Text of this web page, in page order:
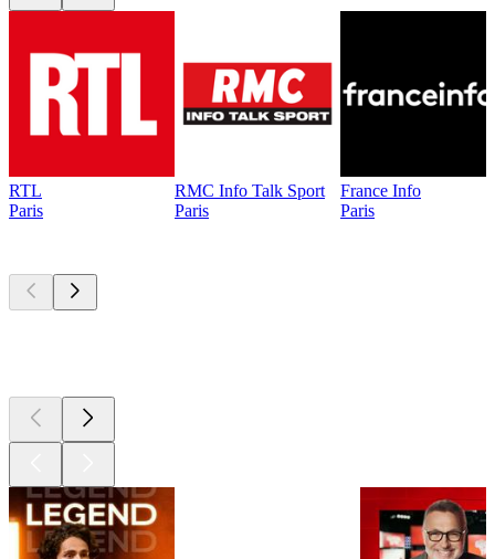
RTL
Paris
RMC Info Talk Sport
Paris
France Info
Paris